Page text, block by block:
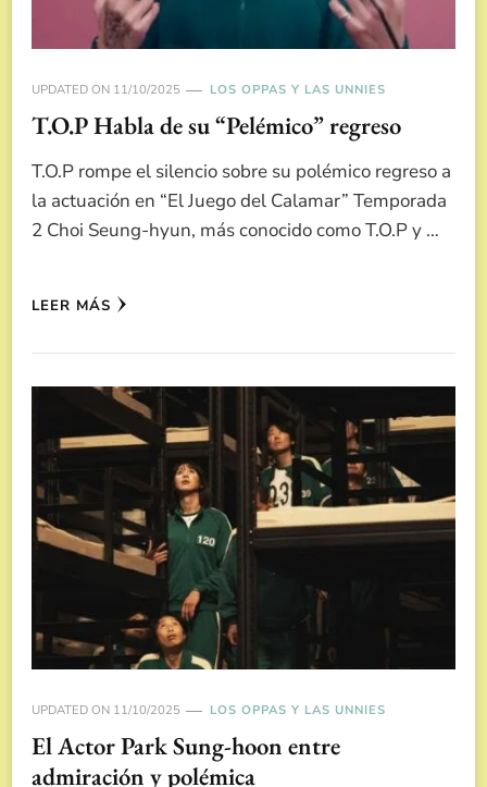
UPDATED ON 11/10/2025 LOS OPPAS Y LAS UNNIES
T.O.P Habla de su “Pelémico” regreso
T.O.P rompe el silencio sobre su polémico regreso a
la actuación en “El Juego del Calamar” Temporada
2 Choi Seung-hyun, más conocido como T.O.P y …
LEER MÁS
UPDATED ON 11/10/2025 LOS OPPAS Y LAS UNNIES
El Actor Park Sung-hoon entre
admiración y polémica